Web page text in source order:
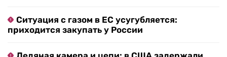
Ситуация с газом в ЕС усугубляется:
приходится закупать у России